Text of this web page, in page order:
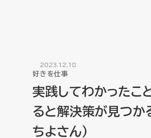
2023.12.18
好きを仕事
実践してわかったこ
ると解決策が見つか
ちよさん）